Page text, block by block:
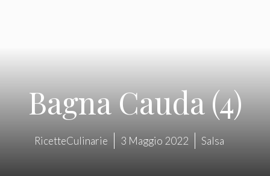
Bagna Cauda (4)
RicetteCulinarie 3 Maggio 2022 Salsa